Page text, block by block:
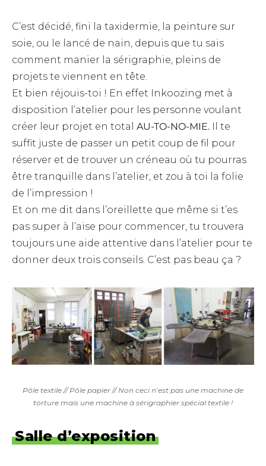
C’est décidé, fini la taxidermie, la peinture sur
soie, ou le lancé de nain, depuis que tu sais
comment manier la sérigraphie, pleins de
projets te viennent en tête.
Et bien réjouis-toi ! En effet Inkoozing met à
disposition l’atelier pour les personne voulant
créer leur projet en total AU-TO-NO-MIE. Il te
suffit juste de passer un petit coup de fil pour
réserver et de trouver un créneau où tu pourras
être tranquille dans l’atelier, et zou à toi la folie
de l’impression !
Et on me dit dans l’oreillette que même si t’es
pas super à l’aise pour commencer, tu trouvera
toujours une aide attentive dans l’atelier pour te
donner deux trois conseils. C’est pas beau ça ?
Pôle textile // Pôle papier // Non ceci n’est pas une machine de
torture mais une machine à sérigraphier spécial textile !
Salle d’exposition